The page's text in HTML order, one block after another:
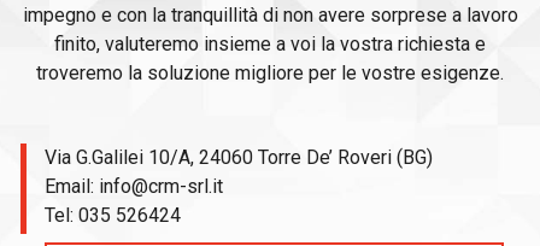
impegno e con la tranquillità di non avere sorprese a lavoro
finito, valuteremo insieme a voi la vostra richiesta e
troveremo la soluzione migliore per le vostre esigenze.
Via G.Galilei 10/A, 24060 Torre De’ Roveri (BG)
Email: info@crm-srl.it
Tel:035 526424